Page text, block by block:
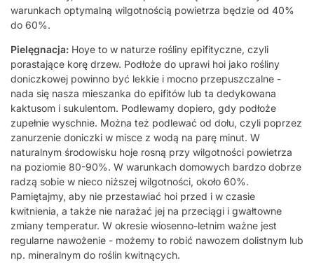
warunkach optymalną wilgotnością powietrza będzie od 40%
do 60%.
Pielęgnacja: Hoye to w naturze rośliny epifityczne, czyli
porastające korę drzew. Podłoże do uprawi hoi jako rośliny
doniczkowej powinno być lekkie i mocno przepuszczalne -
nada się nasza mieszanka do epifitów lub ta dedykowana
kaktusom i sukulentom. Podlewamy dopiero, gdy podłoże
zupełnie wyschnie. Można też podlewać od dołu, czyli poprzez
zanurzenie doniczki w misce z wodą na parę minut. W
naturalnym środowisku hoje rosną przy wilgotności powietrza
na poziomie 80-90%. W warunkach domowych bardzo dobrze
radzą sobie w nieco niższej wilgotności, około 60%.
Pamiętajmy, aby nie przestawiać hoi przed i w czasie
kwitnienia, a także nie narażać jej na przeciągi i gwałtowne
zmiany temperatur. W okresie wiosenno-letnim ważne jest
regularne nawożenie - możemy to robić nawozem dolistnym lub
np. mineralnym do roślin kwitnących.